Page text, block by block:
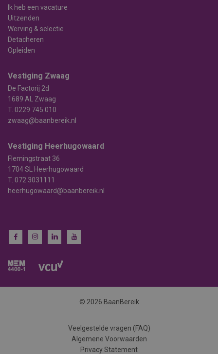
Ik heb een vacature
Uitzenden
Werving & selectie
Detacheren
Opleiden
Vestiging Zwaag
De Factorij 2d
1689 AL Zwaag
T. 0229 745 010
zwaag@baanbereik.nl
Vestiging Heerhugowaard
Flemingstraat 36
1704 SL Heerhugowaard
T. 072 3031111
heerhugowaard@baanbereik.nl
© 2026 BaanBereik
Veelgestelde vragen (FAQ)
Algemene Voorwaarden
Privacy Statement